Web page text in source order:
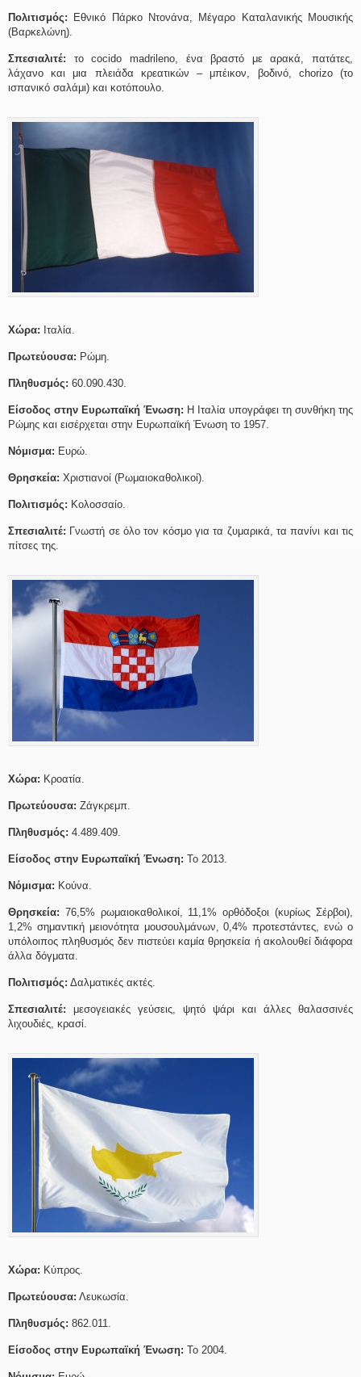
Πολιτισμός: Εθνικό Πάρκο Ντονάνα, Μέγαρο Καταλανικής Μουσικής
(Βαρκελώνη).
Σπεσιαλιτέ: το cocido madrileno, ένα βραστό με αρακά, πατάτες,
λάχανο και μια πλειάδα κρεατικών – μπέικον, βοδινό, chorizo (το
ισπανικό σαλάμι) και κοτόπουλο.
Χώρα: Ιταλία.
Πρωτεύουσα: Ρώμη.
Πληθυσμός: 60.090.430.
Είσοδος στην Ευρωπαϊκή Ένωση: Η Ιταλία υπογράφει τη συνθήκη της
Ρώμης και εισέρχεται στην Ευρωπαϊκή Ένωση το 1957.
Νόμισμα: Ευρώ.
Θρησκεία: Χριστιανοί (Ρωμαιοκαθολικοί).
Πολιτισμός: Κολοσσαίο.
Σπεσιαλιτέ: Γνωστή σε όλο τον κόσμο για τα ζυμαρικά, τα πανίνι και τις
πίτσες της.
Χώρα: Κροατία.
Πρωτεύουσα: Ζάγκρεμπ.
Πληθυσμός: 4.489.409.
Είσοδος στην Ευρωπαϊκή Ένωση: Το 2013.
Νόμισμα: Κούνα.
Θρησκεία: 76,5% ρωμαιοκαθολικοί, 11,1% ορθόδοξοι (κυρίως Σέρβοι),
1,2% σημαντική μειονότητα μουσουλμάνων, 0,4% προτεστάντες, ενώ ο
υπόλοιπος πληθυσμός δεν πιστεύει καμία θρησκεία ή ακολουθεί διάφορα
άλλα δόγματα.
Πολιτισμός: Δαλματικές ακτές.
Σπεσιαλιτέ: μεσογειακές γεύσεις, ψητό ψάρι και άλλες θαλασσινές
λιχουδιές, κρασί.
Χώρα: Κύπρος.
Πρωτεύουσα: Λευκωσία.
Πληθυσμός: 862.011.
Είσοδος στην Ευρωπαϊκή Ένωση: Το 2004.